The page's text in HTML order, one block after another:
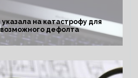
на катастрофу для
дефолта